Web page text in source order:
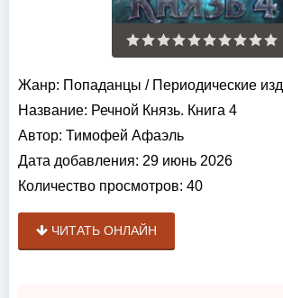
Жанр: Попаданцы / Периодические
Название: Речной Князь. Книга 4
Автор: Тимофей Афаэль
Дата добавления: 29 июнь 2026
Количество просмотров: 40
ЧИТАТЬ ОНЛАЙН